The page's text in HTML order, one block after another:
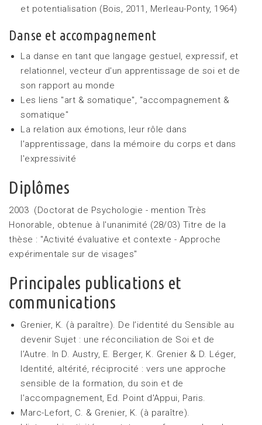
et potentialisation (Bois, 2011, Merleau-Ponty, 1964)
Danse et accompagnement
La danse en tant que langage gestuel, expressif, et
relationnel, vecteur d'un apprentissage de soi et de
son rapport au monde
Les liens "art & somatique", "accompagnement &
somatique"
La relation aux émotions, leur rôle dans
l'apprentissage, dans la mémoire du corps et dans
l'expressivité
Diplômes
2003 (Doctorat de Psychologie - mention Très
Honorable, obtenue à l'unanimité (28/03) Titre de la
thèse : "Activité évaluative et contexte - Approche
expérimentale sur de visages"
Principales publications et
communications
Grenier, K. (à paraître). De l’identité du Sensible au
devenir Sujet : une réconciliation de Soi et de
l’Autre. In D. Austry, E. Berger, K. Grenier & D. Léger,
Identité, altérité, réciprocité : vers une approche
sensible de la formation, du soin et de
l’accompagnement, Ed. Point d'Appui, Paris.
Marc-Lefort, C. & Grenier, K. (à paraître).